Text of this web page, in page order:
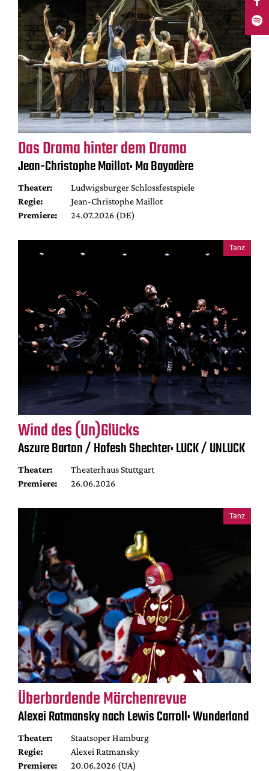
Das Drama hinter dem Drama
Jean-Christophe Maillot: Ma Bayadère
Theater:
Ludwigsburger Schlossfestspiele
Regie:
Jean-Christophe Maillot
Premiere:
24.07.2026 (DE)
Tanz
Wind des (Un)Glücks
Aszure Barton / Hofesh Shechter: LUCK / UNLUCK
Theater:
Theaterhaus Stuttgart
Premiere:
26.06.2026
Tanz
Überbordende Märchenrevue
Alexei Ratmansky nach Lewis Carroll: Wunderland
Theater:
Staatsoper Hamburg
Regie:
Alexei Ratmansky
Premiere:
20.06.2026 (UA)